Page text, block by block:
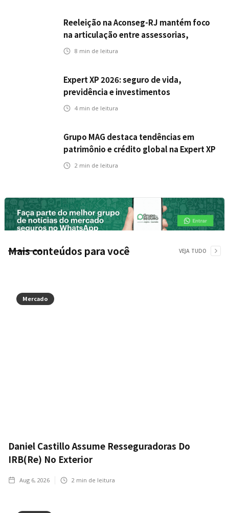
Reeleição na Aconseg-RJ mantém foco
na articulação entre assessorias,
corretores e seguradoras
8 min de leitura
Expert XP 2026: seguro de vida,
previdência e investimentos
estabelecem uma nova agenda para a
4 min de leitura
Grupo MAG destaca tendências em
patrimônio e crédito global na Expert XP
20262 min de leitura
Mais conteúdos para você VEJA TUDO
Mercado
Daniel Castillo Assume Resseguradoras Do
IRB(Re) No Exterior
Aug 6, 2026 2 min de leitura